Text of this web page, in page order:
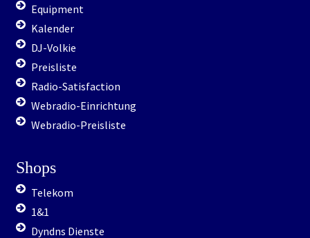
Equipment
Kalender
DJ-Volkie
Preisliste
Radio-Satisfaction
Webradio-Einrichtung
Webradio-Preisliste
Shops
Telekom
1&1
Dyndns Dienste